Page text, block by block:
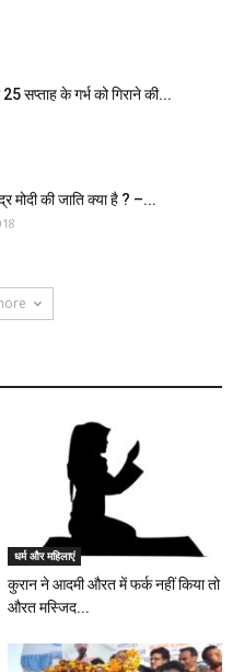
सप्ताह के गर्भ को गिराने की...
मोदी की जाति क्या है ? –...
धर्म और महिलाएं
कुरान ने आदमी औरत में फर्क नहीं किया तो
औरत मस्जिद...